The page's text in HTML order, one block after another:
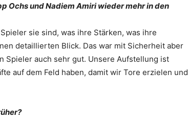
Ochs und Nadiem Amiri wieder mehr in den
sie sind, was ihre Stärken, was ihre
detaillierten Blick. Das war mit Sicherheit aber
Spieler auch sehr gut. Unsere Aufstellung ist
auf dem Feld haben, damit wir Tore erzielen und